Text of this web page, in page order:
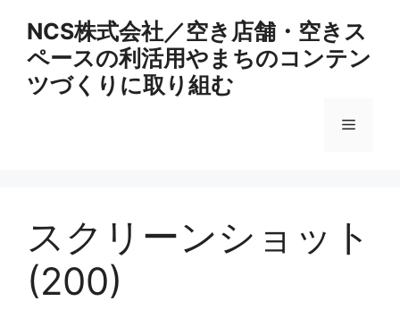
NCS株式会社／空き店舗・空きス
ペースの利活用やまちのコンテン
ツづくりに取り組む
メ
ュ
スクリーンショット
(200)